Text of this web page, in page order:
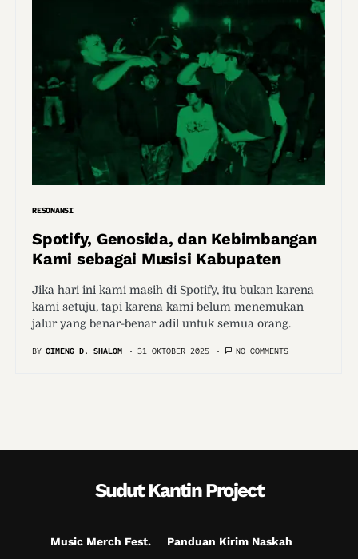
RESONANSI
Spotify, Genosida, dan Kebimbangan
Kami sebagai Musisi Kabupaten
Jika hari ini kami masih di Spotify, itu bukan karena
kami setuju, tapi karena kami belum menemukan
jalur yang benar-benar adil untuk semua orang.
BY CIMENG D. SHALOM 31 OKTOBER 2025 NO COMMENTS
Sudut Kantin Project
Music Merch Fest.
Panduan Kirim Naskah